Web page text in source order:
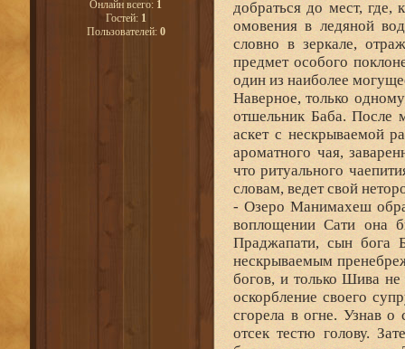
Онлайн всего: 1
Гостей: 1
Пользователей: 0
добраться до мест, где,
омовения в ледяной
словно в зеркале,
предмет особого
один из наиболее
Наверное, только
отшельник Баба. После
аскет с нескрываемой
ароматного чая,
что ритуального
словам, ведет свой
- Озеро Манимахеш
воплощении Сати она
Праджапати, сын бога
нескрываемым
богов, и только Шива
оскорбление своего
сгорела в огне. Узнав
отсек тестю голову.